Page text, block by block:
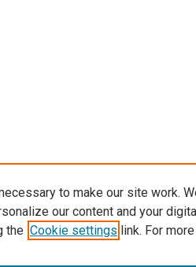
to make our site work.
our content and your
the Cookie settings link. For